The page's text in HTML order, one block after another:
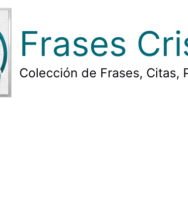
Frases
Colección de Frases, Citas,